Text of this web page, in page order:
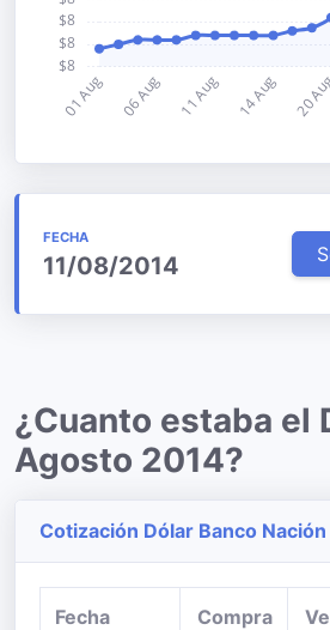
FECHA
11/08/2014
¿Cuanto estaba el
Agosto 2014?
Cotización Dólar Banco
Fecha Compra